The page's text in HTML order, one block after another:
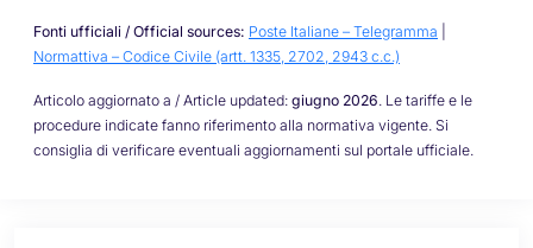
Fonti ufficiali / Official sources: Poste Italiane – Telegramma
Normattiva – Codice Civile (artt. 1335, 2702, 2943 c.c.)
Articolo aggiornato a / Article updated: giugno 2026. Le tariffe e le
procedure indicate fanno riferimento alla normativa vigente. Si
consiglia di verificare eventuali aggiornamenti sul portale ufficiale.